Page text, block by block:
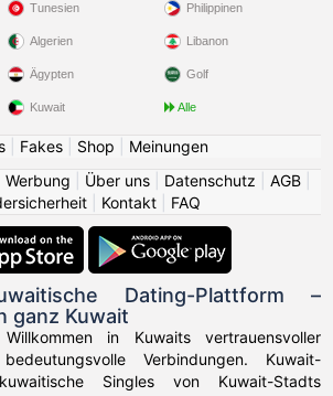
Tunesien
Algerien
Ägypten
Kuwait
Philippinen
Libanon
Golf
Alle
| Fakes| Shop
Meinungen
Werbung Über uns Datenschutz AGB
Kontakt FAQ
Dating-Plattform –
ganz Kuwait
in Kuwaits vertrauensvoller
Verbindungen. Kuwait-
Singles von Kuwait-Stadts